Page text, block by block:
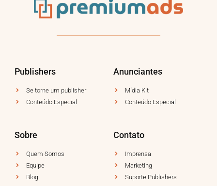
Publishers
Se torne um publisher
Conteúdo Especial
Anunciantes
Mídia Kit
Conteúdo Especial
Sobre
Quem Somos
Equipe
Blog
Contato
Imprensa
Marketing
Suporte Publishers